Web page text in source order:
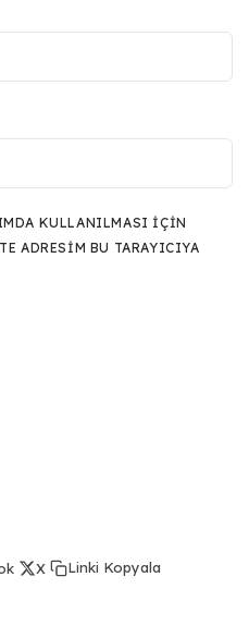
KULLANILMASI IÇIN
ADRESIM BU TARAYICIYA
X Linki Kopyala